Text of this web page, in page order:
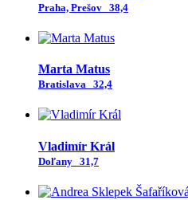
Praha, Prešov 38,4
Marta Matus
Bratislava 32,4
Vladimír Král
Doľany 31,7